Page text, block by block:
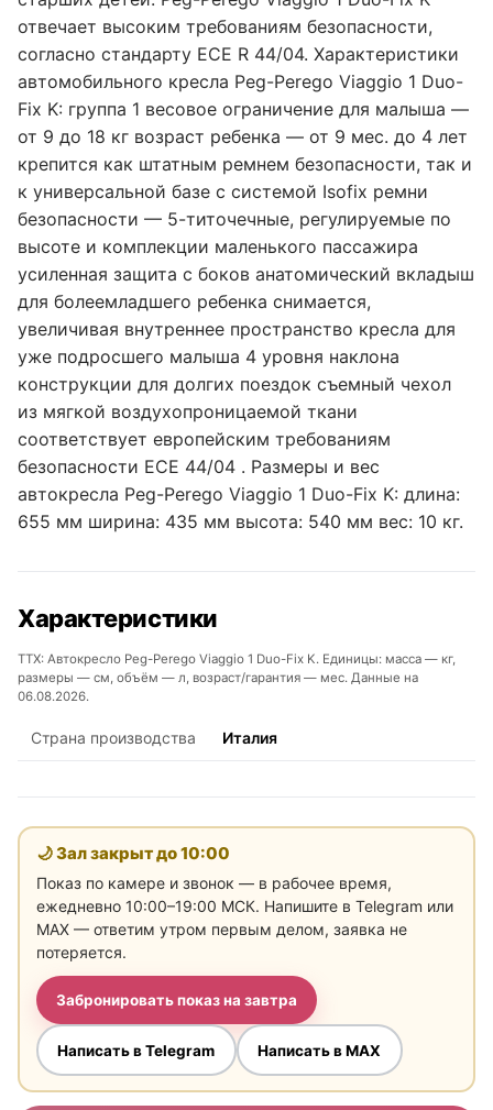
отвечает высоким требованиям безопасности,
согласно стандарту ECE R 44/04. Характеристики
автомобильного кресла Peg-Perego Viaggio 1 Duo-
Fix K: группа 1 весовое ограничение для малыша —
от 9 до 18 кг возраст ребенка — от 9 мес. до 4 лет
крепится как штатным ремнем безопасности, так и
к универсальной базе с системой Isofix ремни
безопасности — 5-титочечные, регулируемые по
высоте и комплекции маленького пассажира
усиленная защита с боков анатомический вкладыш
для болеемладшего ребенка снимается,
увеличивая внутреннее пространство кресла для
уже подросшего малыша 4 уровня наклона
конструкции для долгих поездок съемный чехол
из мягкой воздухопроницаемой ткани
соответствует европейским требованиям
безопасности ЕСЕ 44/04 . Размеры и вес
автокресла Peg-Perego Viaggio 1 Duo-Fix K: длина:
655 мм ширина: 435 мм высота: 540 мм вес: 10 кг.
Характеристики
ТТХ: Автокресло Peg-Perego Viaggio 1 Duo-Fix K. Единицы: масса — кг,
размеры — см, объём — л, возраст/гарантия — мес. Данные на
06.08.2026.
Страна производства Италия
🌙 Зал закрыт до10:00
Показ по камере и звонок — в рабочее время,
ежедневно 10:00–19:00 МСК. Напишите в Telegram или
MAX — ответим утром первым делом, заявка не
потеряется.
Забронировать показ на завтра
Написать в Telegram Написать в MAX